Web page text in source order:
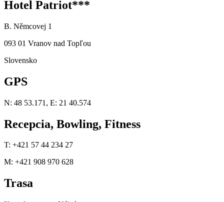
Hotel Patriot***
B. Němcovej 1
093 01 Vranov nad Topľou
Slovensko
GPS
N: 48 53.171, E: 21 40.574
Recepcia, Bowling, Fitness
T: +421 57 44 234 27
M: +421 908 970 628
Trasa